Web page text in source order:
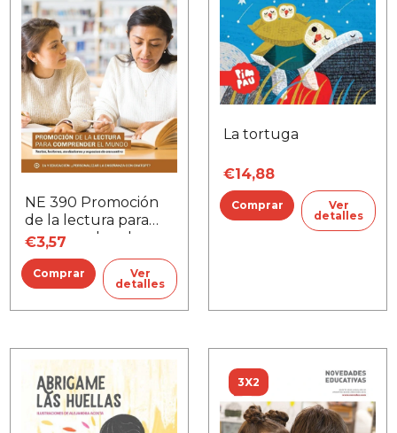
NE 390 Promoción
de la lectura para
comprender el
mundo
€3,57
Ver
detalles
La tortuga
€14,88
Ver
detalles
3X2